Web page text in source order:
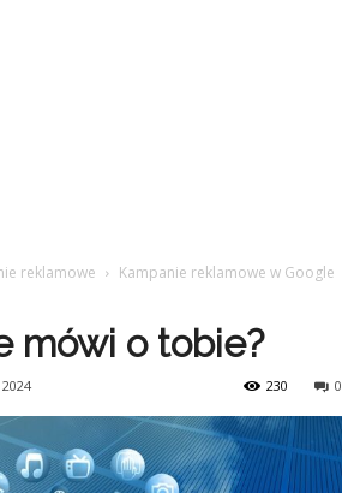
reklamowe
Kampanie reklamowe w Google
mówi o tobie?
0
230